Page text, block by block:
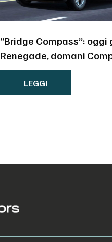
”Bridge Compass”: oggi
Renegade, domani
LEGGI